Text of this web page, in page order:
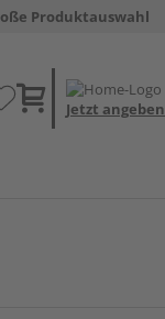
Produktauswahl
Jetzt angeben